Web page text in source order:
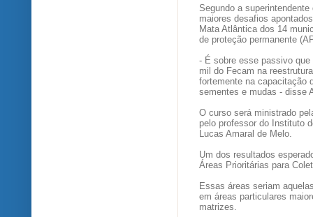
Segundo a
maiores desafios
Mata Atlântica dos 14
de proteção permanente
- É sobre esse passivo
mil do Fecam na
fortemente na capacitação
sementes e mudas - disse
O curso será ministrado
pelo professor do Instituto
Lucas Amaral de Melo.
Um dos resultados
Áreas Prioritárias para
Essas áreas seriam
em áreas particulares
matrizes.